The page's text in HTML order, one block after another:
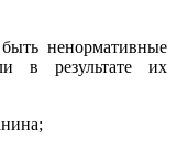
ненормативные
в результате их